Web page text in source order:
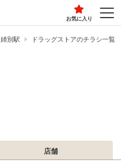
お気に入り
姉別駅 ドラッグストアのチラシ一覧
店舗